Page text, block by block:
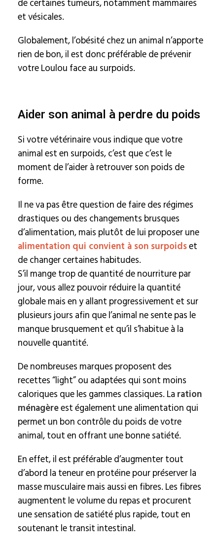
de certaines tumeurs, notamment mammaires
et vésicales.
Globalement, l’obésité chez un animal n’apporte
rien de bon, il est donc préférable de prévenir
votre Loulou face au surpoids.
Aider son animal à perdre du poids
Si votre vétérinaire vous indique que votre
animal est en surpoids, c’est que c’est le
moment de l’aider à retrouver son poids de
forme.
Il ne va pas être question de faire des régimes
drastiques ou des changements brusques
d’alimentation, mais plutôt de lui proposer une
alimentation qui convient à son surpoidset
de changer certaines habitudes.
S’il mange trop de quantité de nourriture par
jour, vous allez pouvoir réduire la quantité
globale mais en y allant progressivement et sur
plusieurs jours afin que l’animal ne sente pas le
manque brusquement et qu’il s’habitue à la
nouvelle quantité.
De nombreuses marques proposent des
recettes “light” ou adaptées qui sont moins
caloriques que les gammes classiques. La ration
ménagèreest également une alimentation qui
permet un bon contrôle du poids de votre
animal, tout en offrant une bonne satiété.
En effet, il est préférable d’augmenter tout
d’abord la teneur en protéine pour préserver la
masse musculaire mais aussi en fibres. Les fibres
augmentent le volume du repas et procurent
une sensation de satiété plus rapide, tout en
soutenant le transit intestinal.